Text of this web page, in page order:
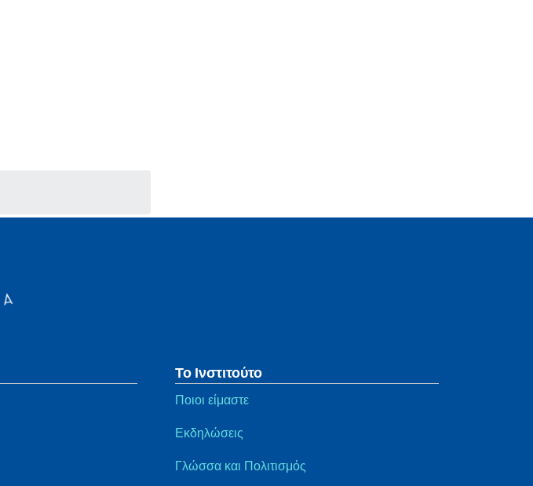
Το Ινστιτούτο
Ποιοι είμαστε
Εκδηλώσεις
Γλώσσα και Πολιτισμός